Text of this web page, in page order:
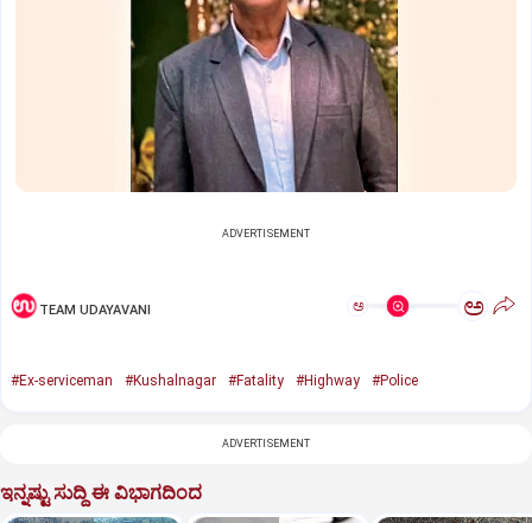
ADVERTISEMENT
TEAM UDAYAVANI ಅ ಅ
#Ex-serviceman #Kushalnagar #Fatality #Highway #Police
ADVERTISEMENT
ಇನ್ನಷ್ಟು ಸುದ್ದಿ ಈ ವಿಭಾಗದಿಂದ